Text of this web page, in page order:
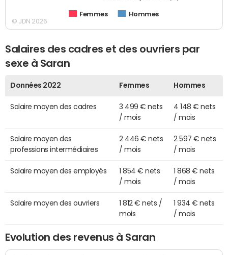
Femmes Hommes
© JDN 2026
Salaires des cadres et des ouvriers par
sexe à Saran
Données 2022 Femmes Hommes
Salaire moyen des cadres
3 499 € nets
/ mois
4 148 € nets
/ mois
Salaire moyen des
professions intermédiaires
2 446 € nets
/ mois
2 597 € nets
/ mois
Salaire moyen des employés
1 854 € nets
/ mois
1 868 € nets
/ mois
Salaire moyen des ouvriers
1 812 € nets /
mois
1 934 € nets
/ mois
Evolution des revenus à Saran